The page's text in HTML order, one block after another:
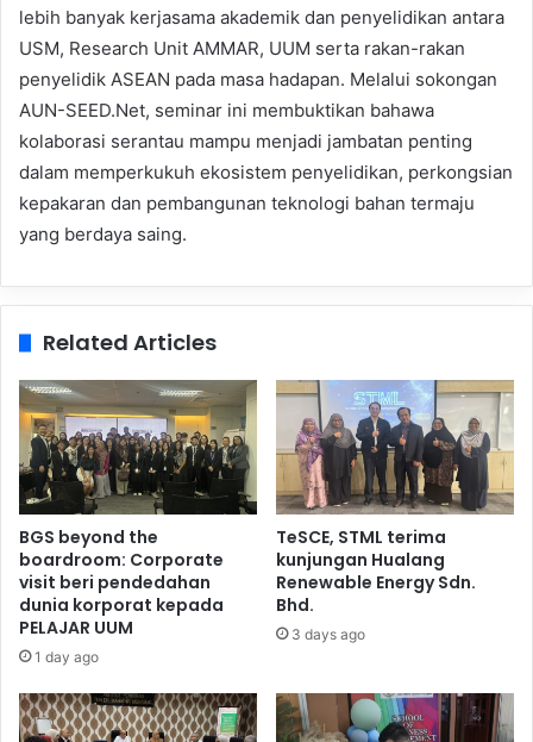
lebih banyak kerjasama akademik dan penyelidikan antara
USM, Research Unit AMMAR, UUM serta rakan-rakan
penyelidik ASEAN pada masa hadapan. Melalui sokongan
AUN-SEED.Net, seminar ini membuktikan bahawa
kolaborasi serantau mampu menjadi jambatan penting
dalam memperkukuh ekosistem penyelidikan, perkongsian
kepakaran dan pembangunan teknologi bahan termaju
yang berdaya saing.
Related Articles
BGS beyond the
boardroom: Corporate
visit beri pendedahan
dunia korporat kepada
PELAJAR UUM
1 day ago
TeSCE, STML terima
kunjungan Hualang
Renewable Energy Sdn.
Bhd.
3 days ago